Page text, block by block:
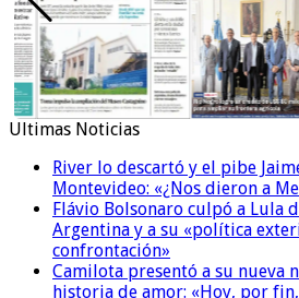
Ultimas Noticias
River lo descartó y el pibe
Montevideo: «¿Nos dieron a
Flávio Bolsonaro culpó a Lula
Argentina y a su «política
confrontación»
Camilota presentó a su nueva
historia de amor: «Hoy, por